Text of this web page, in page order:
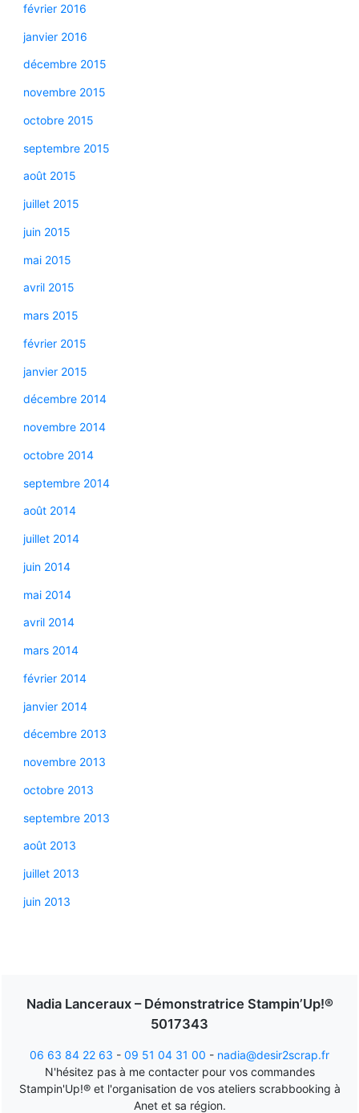
février 2016
janvier 2016
décembre 2015
novembre 2015
octobre 2015
septembre 2015
août 2015
juillet 2015
juin 2015
mai 2015
avril 2015
mars 2015
février 2015
janvier 2015
décembre 2014
novembre 2014
octobre 2014
septembre 2014
août 2014
juillet 2014
juin 2014
mai 2014
avril 2014
mars 2014
février 2014
janvier 2014
décembre 2013
novembre 2013
octobre 2013
septembre 2013
août 2013
juillet 2013
juin 2013
Nadia Lanceraux – Démonstratrice Stampin’Up!®
5017343
06 63 84 22 63 - 09 51 04 31 00 - nadia@desir2scrap.fr
N'hésitez pas à me contacter pour vos commandes
Stampin'Up!® et l'organisation de vos ateliers scrabbooking à
Anet et sa région.